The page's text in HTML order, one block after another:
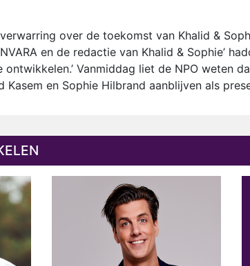
over de toekomst van Khalid &
en de redactie van Khalid & Sophie’
Vanmiddag liet de NPO weten
Kasem en Sophie Hilbrand aanblijven als